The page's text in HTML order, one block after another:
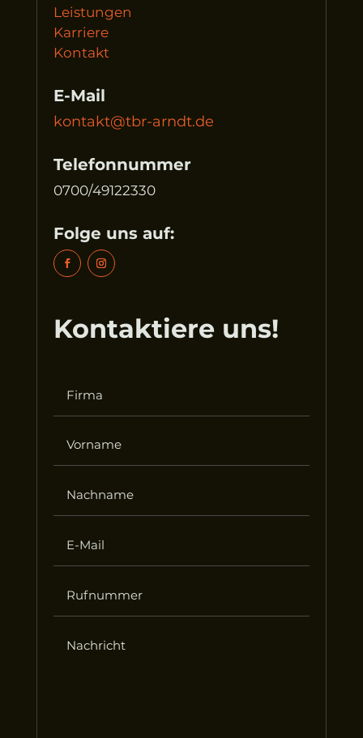
Leistungen
Karriere
Kontakt
E-Mail
kontakt@tbr-arndt.de
Telefonnummer
0700/49122330
Folge uns auf:
Kontaktiere uns!